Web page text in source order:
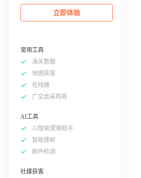
立即体验
常用工具
海关数据
地图获客
在线搜
广交会采购商
AI工具
AI智能营销助手
智能搜邮
邮件检测
社媒获客